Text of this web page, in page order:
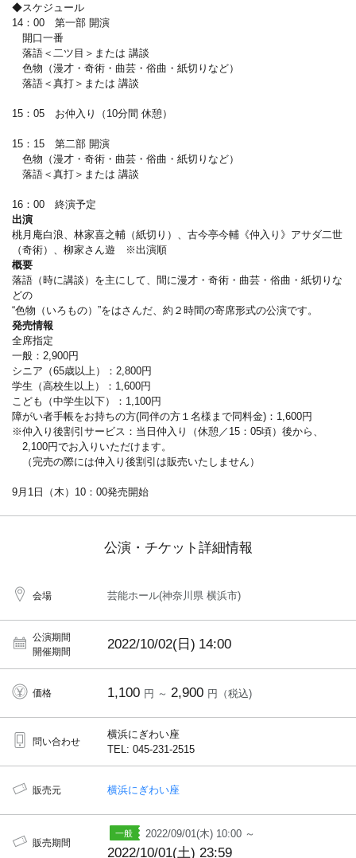
◆スケジュール
14：00 第一部 開演
開口一番
落語＜二ツ目＞または 講談
色物（漫才・奇術・曲芸・俗曲・紙切りなど）
落語＜真打＞または 講談
15：05 お仲入り（10分間 休憩）
15：15 第二部 開演
色物（漫才・奇術・曲芸・俗曲・紙切りなど）
落語＜真打＞または 講談
16：00 終演予定
出演
桃月庵白浪、林家喜之輔（紙切り）、古今亭今輔《仲入り》アサダ二世
（奇術）、柳家さん遊 ※出演順
概要
落語（時に講談）を主にして、間に漫才・奇術・曲芸・俗曲・紙切りな
どの
“色物（いろもの）”をはさんだ、約２時間の寄席形式の公演です。
発売情報
全席指定
一般：2,900円
シニア（65歳以上）：2,800円
学生（高校生以上）：1,600円
こども（中学生以下）：1,100円
障がい者手帳をお持ちの方(同伴の方１名様まで同料金)：1,600円
※仲入り後割引サービス：当日仲入り（休憩／15：05頃）後から、
2,100円でお入りいただけます。
（完売の際には仲入り後割引は販売いたしません）
9月1日（木）10：00発売開始
公演・チケット詳細情報
会場 芸能ホール(神奈川県 横浜市)
公演期間
開催期間
2022/10/02(日) 14:00
価格 1,100 円 ～ 2,900 円（税込)
問い合わせ
横浜にぎわい座
TEL: 045-231-2515
販売元 横浜にぎわい座
販売期間
2022/09/01(木) 10:00 ～
2022/10/01(土) 23:59